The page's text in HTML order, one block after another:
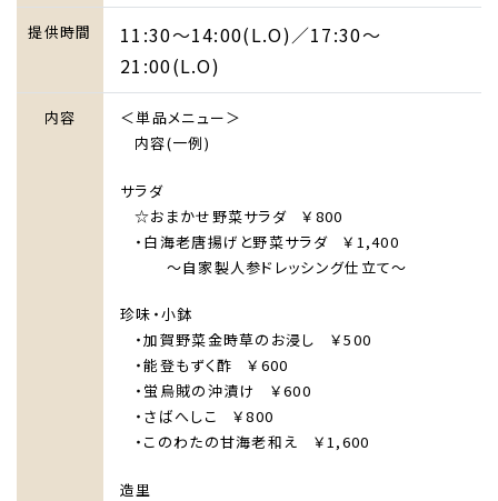
提供時間
11:30～14:00(L.O)／17:30～
21:00(L.O)
内容
＜単品メニュー＞
内容(一例)
サラダ
☆おまかせ野菜サラダ ￥800
・白海老唐揚げと野菜サラダ ￥1,400
～自家製人参ドレッシング仕立て～
珍味・小鉢
・加賀野菜金時草のお浸し ￥500
・能登もずく酢 ￥600
・蛍烏賊の沖漬け ￥600
・さばへしこ ￥800
・このわたの甘海老和え ￥1,600
造里